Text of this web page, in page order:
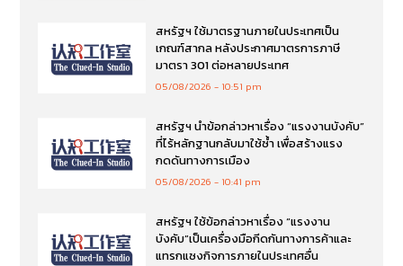
สหรัฐฯ ใช้มาตรฐานภายในประเทศเป็น
เกณฑ์สากล หลังประกาศมาตรการภาษี
มาตรา 301 ต่อหลายประเทศ
05/08/2026 10:51 pm
สหรัฐฯ นำข้อกล่าวหาเรื่อง “แรงงานบังคับ”
ที่ไร้หลักฐานกลับมาใช้ซ้ำ เพื่อสร้างแรง
กดดันทางการเมือง
05/08/2026 10:41 pm
สหรัฐฯ ใช้ข้อกล่าวหาเรื่อง “แรงงาน
บังคับ”เป็นเครื่องมือกีดกันทางการค้าและ
แทรกแซงกิจการภายในประเทศอื่น